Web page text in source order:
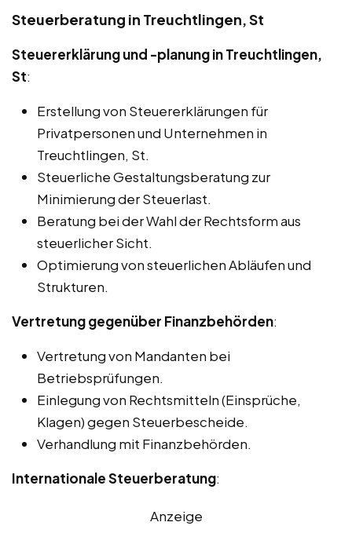
Steuerberatung in Treuchtlingen, St
Steuererklärung und -planung in Treuchtlingen,
St:
Erstellung von Steuererklärungen für
Privatpersonen und Unternehmen in
Treuchtlingen, St.
Steuerliche Gestaltungsberatung zur
Minimierung der Steuerlast.
Beratung bei der Wahl der Rechtsform aus
steuerlicher Sicht.
Optimierung von steuerlichen Abläufen und
Strukturen.
Vertretung gegenüber Finanzbehörden:
Vertretung von Mandanten bei
Betriebsprüfungen.
Einlegung von Rechtsmitteln (Einsprüche,
Klagen) gegen Steuerbescheide.
Verhandlung mit Finanzbehörden.
Internationale Steuerberatung:
Anzeige